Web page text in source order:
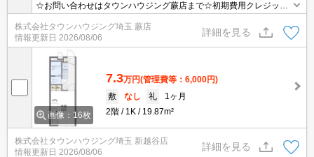
☆お問い合わせはタウンハウジング蕨店まで☆初期費用クレジット
決済相談☆オンラインでの内見・契約もお気軽にご相談ください！
株式会社タウンハウジング埼玉 蕨店
情報更新日 2026/08/06
詳細を見る
画像：16枚
7.3万円(管理費等：6,000円)
敷
なし 礼
1ヶ月
2階
1K 19.87m²
株式会社タウンハウジング埼玉 新越谷店
情報更新日 2026/08/06
詳細を見る